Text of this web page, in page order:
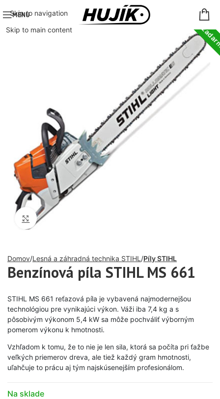
Skip to navigation
Skip to main content
MENU Doprava
Click to enlarge
Domov Lesná a záhradná technika STIHL Píly STIHL
Benzínová píla STIHL MS 661
STIHL MS 661 reťazová píla je vybavená najmodernejšou
technológiou pre vynikajúci výkon. Váži iba 7,4 kg a s
pôsobivým výkonom 5,4 kW sa môže pochváliť výborným
pomerom výkonu k hmotnosti.
Vzhľadom k tomu, že to nie je len sila, ktorá sa počíta pri ťažbe
veľkých priemerov dreva, ale tiež každý gram hmotnosti,
uľahčuje to prácu aj tým najskúsenejším profesionálom.
Na sklade